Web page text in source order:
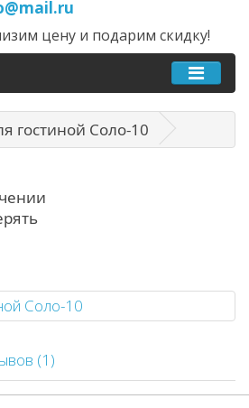
цену и подарим скидку!
гостиной Соло-10
(1)